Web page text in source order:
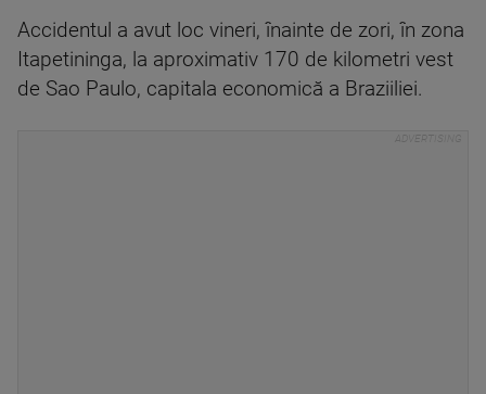
Accidentul a avut loc vineri, înainte de zori, în zona
Itapetininga, la aproximativ 170 de kilometri vest
de Sao Paulo, capitala economică a Braziiliei.